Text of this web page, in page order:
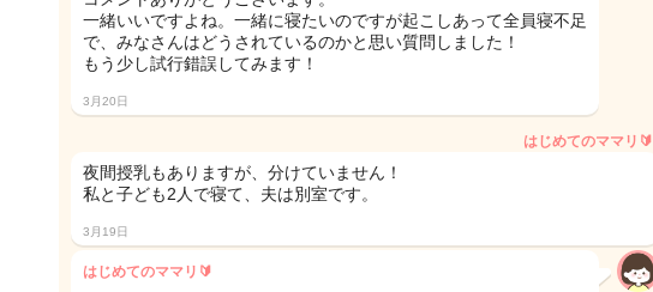
一緒いいですよね。一緒に寝たいのですが起こしあって全員寝不足
で、みなさんはどうされているのかと思い質問しました！
もう少し試行錯誤してみます！
3月20日
はじめてのママリ🔰
夜間授乳もありますが、分けていません！
私と子ども2人で寝て、夫は別室です。
3月19日
はじめてのママリ🔰